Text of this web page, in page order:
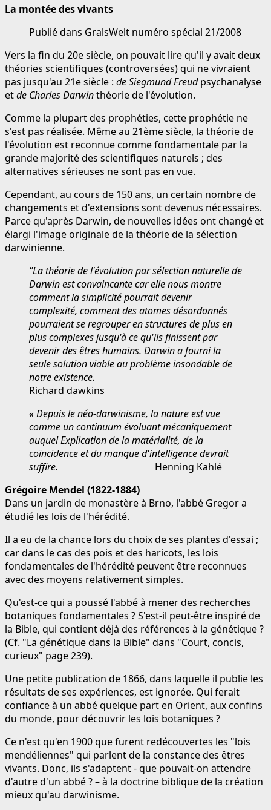
La montée des vivants
Publié dans GralsWelt numéro spécial 21/2008
Vers la fin du 20e siècle, on pouvait lire qu'il y avait deux
théories scientifiques (controversées) qui ne vivraient
pas jusqu'au 21e siècle : de Siegmund Freudpsychanalyse
etde Charles Darwinthéorie de l'évolution.
Comme la plupart des prophéties, cette prophétie ne
s'est pas réalisée. Même au 21ème siècle, la théorie de
l'évolution est reconnue comme fondamentale par la
grande majorité des scientifiques naturels ; des
alternatives sérieuses ne sont pas en vue.
Cependant, au cours de 150 ans, un certain nombre de
changements et d'extensions sont devenus nécessaires.
Parce qu'après Darwin, de nouvelles idées ont changé et
élargi l'image originale de la théorie de la sélection
darwinienne.
"La théorie de l'évolution par sélection naturelle de
Darwin est convaincante car elle nous montre
comment la simplicité pourrait devenir
complexité, comment des atomes désordonnés
pourraient se regrouper en structures de plus en
plus complexes jusqu'à ce qu'ils finissent par
devenir des êtres humains. Darwin a fourni la
seule solution viable au problème insondable de
notre existence.
Richard dawkins
« Depuis le néo-darwinisme, la nature est vue
comme un continuum évoluant mécaniquement
auquelExplication de la matérialité, de la
coïncidence et du manque d'intelligencedevrait
suffire.
Henning Kahlé
Grégoire Mendel (1822-1884)
Dans un jardin de monastère à Brno, l'abbé Gregor a
étudié les lois de l'hérédité.
Il a eu de la chance lors du choix de ses plantes d'essai ;
car dans le cas des pois et des haricots, les lois
fondamentales de l'hérédité peuvent être reconnues
avec des moyens relativement simples.
Qu'est-ce qui a poussé l'abbé à mener des recherches
botaniques fondamentales ? S'est-il peut-être inspiré de
la Bible, qui contient déjà des références à la génétique ?
(Cf. "La génétique dans la Bible" dans "Court, concis,
curieux" page 239).
Une petite publication de 1866, dans laquelle il publie les
résultats de ses expériences, est ignorée. Qui ferait
confiance à un abbé quelque part en Orient, aux confins
du monde, pour découvrir les lois botaniques ?
Ce n'est qu'en 1900 que furent redécouvertes les "lois
mendéliennes" qui parlent de la constance des êtres
vivants. Donc, ils s'adaptent - que pouvait-on attendre
d'autre d'un abbé ? – à la doctrine biblique de la création
mieux qu'au darwinisme.